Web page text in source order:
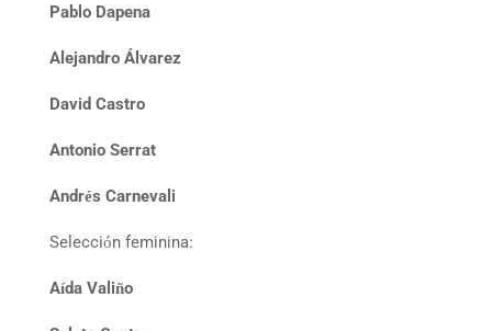
Pablo Dapena
Alejandro Álvarez
David Castro
Antonio Serrat
Andrés Carnevali
Selección feminina:
Aída Valiño